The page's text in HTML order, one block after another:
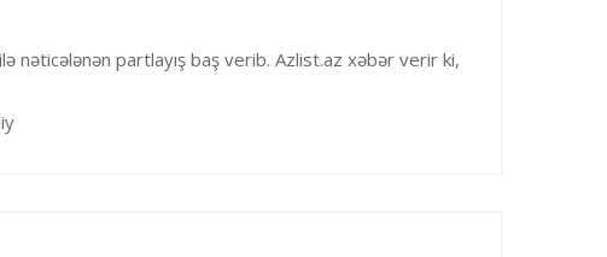
nəticələnən partlayış baş verib. Azlist.az xəbər verir ki,